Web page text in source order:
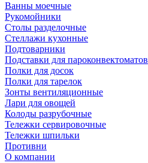
Ванны моечные
Рукомойники
Столы разделочные
Стеллажи кухонные
Подтоварники
Подставки для пароконвектоматов
Полки для досок
Полки для тарелок
Зонты вентиляционные
Лари для овощей
Колоды разрубочные
Тележки сервировочные
Тележки шпильки
Противни
О компании